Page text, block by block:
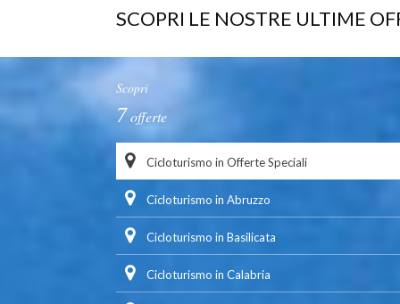
SCOPRI LE NOSTRE ULTIME
Scopri
7offerte
Cicloturismo in Offerte Speciali
Cicloturismo in Abruzzo
Cicloturismo in Basilicata
Cicloturismo in Calabria